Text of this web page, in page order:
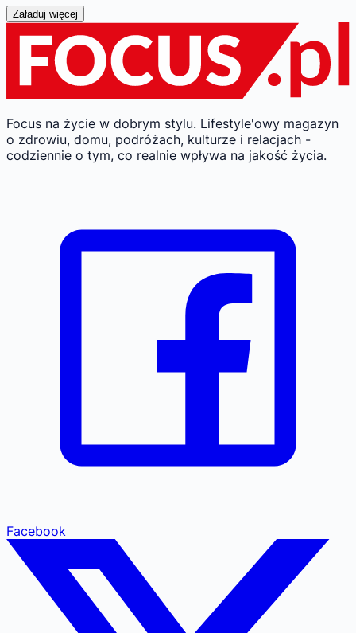
Załaduj więcej
Focus na życie w dobrym stylu. Lifestyle'owy magazyn
o zdrowiu, domu, podróżach, kulturze i relacjach -
codziennie o tym, co realnie wpływa na jakość życia.
Facebook